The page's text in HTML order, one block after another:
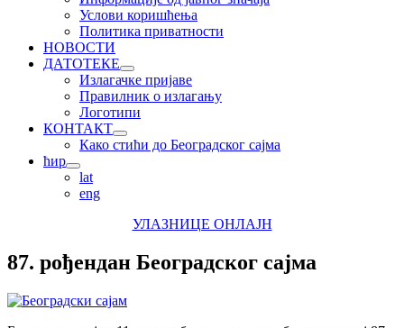
Услови коришћења
Политика приватности
НОВОСТИ
ДАТОТЕКЕ
Излагачке пријаве
Правилник о излагању
Логотипи
КОНТАКТ
Како стићи до Београдског сајма
ћир
lat
eng
УЛАЗНИЦЕ ОНЛАЈН
87. рођендан Београдског сајма